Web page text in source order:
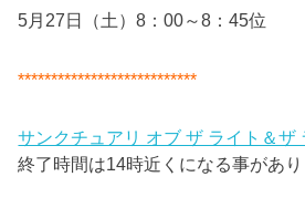
5月27日（土）8：00～8：45位
***************************
サンクチュアリ オブ ザ ライト＆ザ
終了時間は14時近くになる事があり